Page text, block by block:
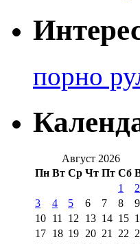
порно
Август 2026
Пн Вт Ср Чт Пт Сб
1
2
3
4 5 6 7 8
9
10 11 12 13 14 15
17 18 19 20 21 22